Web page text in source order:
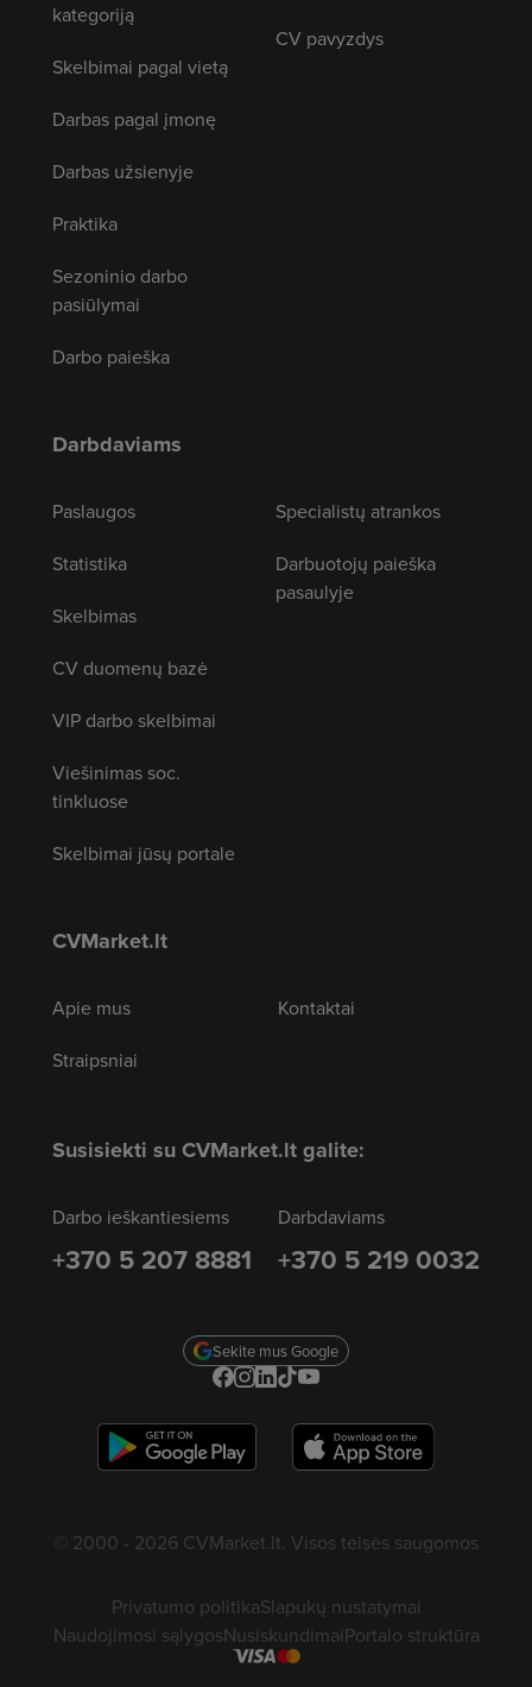
kategoriją
Skelbimai pagal vietą
Darbas pagal įmonę
Darbas užsienyje
Praktika
Sezoninio darbo
pasiūlymai
Darbo paieška
CV pavyzdys
Darbdaviams
Paslaugos
Statistika
Skelbimas
CV duomenų bazė
VIP darbo skelbimai
Viešinimas soc.
tinkluose
Skelbimai jūsų portale
Specialistų atrankos
Darbuotojų paieška
pasaulyje
CVMarket.lt
Apie mus
Straipsniai
Kontaktai
Susisiekti su CVMarket.lt galite:
Darbo ieškantiesiems
+370 5 207 8881
Darbdaviams
+370 5 219 0032
Sekite mus Google
© 2000 - 2026 CVMarket.lt. Visos teisės saugomos
Privatumo politikaSlapukų nustatymai
Naudojimosi sąlygosNusiskundimaiPortalo struktūra